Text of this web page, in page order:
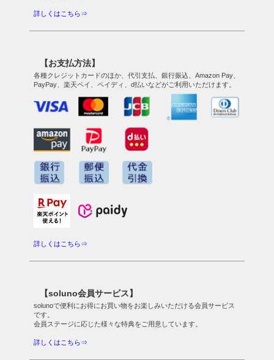
詳しくはこちら⇒
【お支払方法】
各種クレジットカードのほか、代引支払、銀行振込、Amazon Pay、
PayPay、楽天ペイ、ペイディ、d払いなどがご利用いただけます。
詳しくはこちら⇒
【soluno会員サービス】
solunoで便利にお得にお買い物をお楽しみいただける会員サービス
です。
会員ステージに応じた様々な特典をご用意しています。
詳しくはこちら⇒